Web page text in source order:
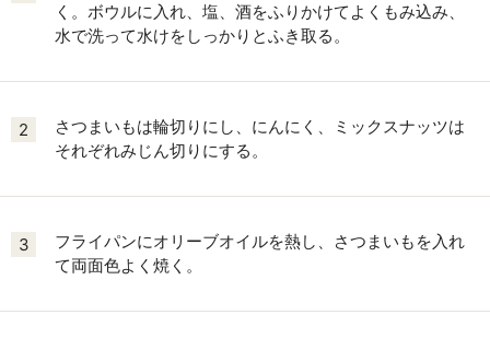
く。ボウルに入れ、塩、酒をふりかけてよくもみ込み、
水で洗って水けをしっかりとふき取る。
2
さつまいもは輪切りにし、にんにく、ミックスナッツは
それぞれみじん切りにする。
3
フライパンにオリーブオイルを熱し、さつまいもを入れ
て両面色よく焼く。